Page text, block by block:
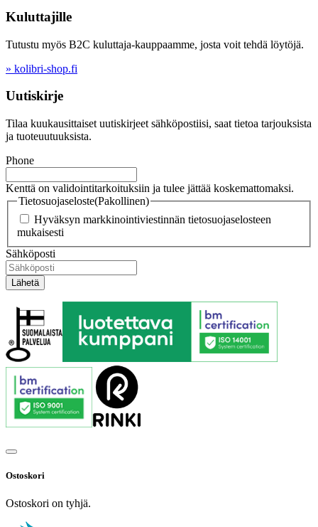
Kuluttajille
Tutustu myös B2C kuluttaja-kauppaamme, josta voit tehdä löytöjä.
» kolibri-shop.fi
Uutiskirje
Tilaa kuukausittaiset uutiskirjeet sähköpostiisi, saat tietoa tarjouksista
ja tuoteuutuuksista.
Phone
Kenttä on validointitarkoituksiin ja tulee jättää koskemattomaksi.
Tietosuojaseloste(Pakollinen)
Hyväksyn markkinointiviestinnän tietosuojaselosteen
mukaisesti
Sähköposti
Ostoskori
Ostoskori on tyhjä.